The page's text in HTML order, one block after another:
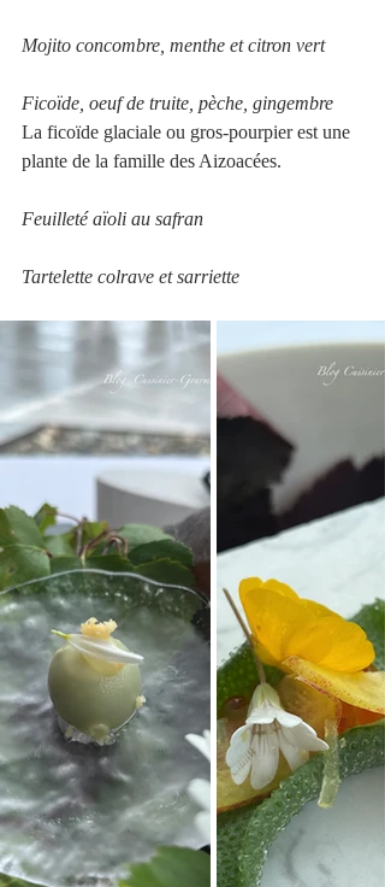
Mojito concombre, menthe et citron vert
Ficoïde, oeuf de truite, pèche, gingembre
La ficoïde glaciale ou gros-pourpier est une
plante de la famille des Aizoacées.
Feuilleté aïoli au safran
Tartelette colrave et sarriette